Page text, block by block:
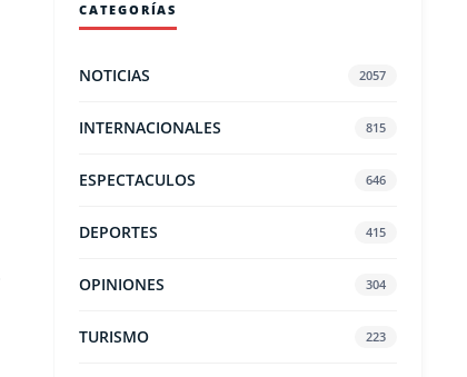
CATEGORÍAS
NOTICIAS 2057
INTERNACIONALES 815
ESPECTACULOS 646
DEPORTES 415
OPINIONES 304
TURISMO 223